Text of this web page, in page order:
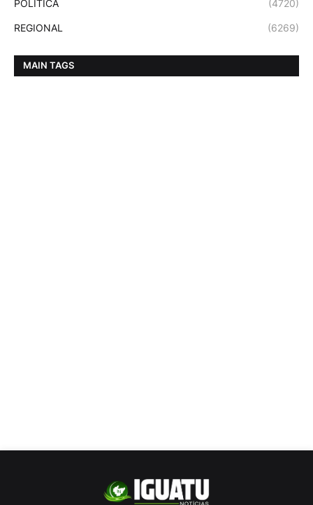
POLITICA (4720)
REGIONAL (6269)
MAIN TAGS